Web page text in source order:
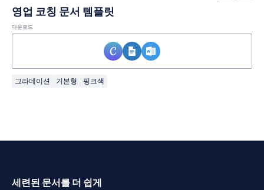
영업 코칭 문서 템플릿
다운로드
그라데이션 기본형 핑크색
세련된 문서를 더 쉽게